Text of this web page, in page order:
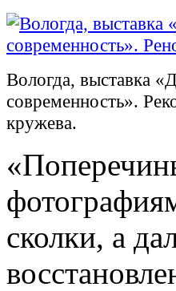
Вологда, выставка
современность».
кружева.
сколки, а